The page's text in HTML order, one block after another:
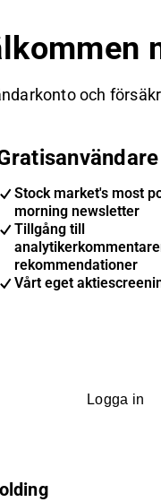
och
Stock market's most
morning newsletter
Tillgång till
rekommendationer
Vårt eget
Logga in